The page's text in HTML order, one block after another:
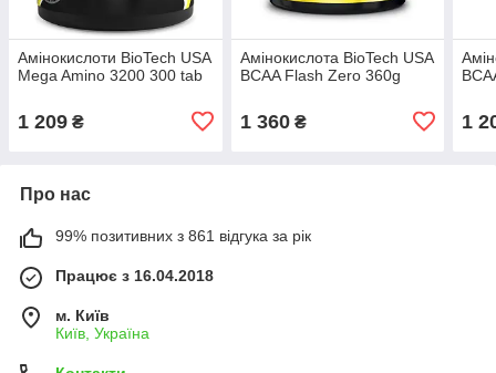
Амінокислоти BioTech USA
Mega Amino 3200 300 tab
1 209 ₴
Амінокислота BioTech USA
BCAA Flash Zero 360g
1 360₴ 1
Про нас
99% позитивних з 861 відгука за рік
Працює з 16.04.2018
м. Київ
Київ, Україна